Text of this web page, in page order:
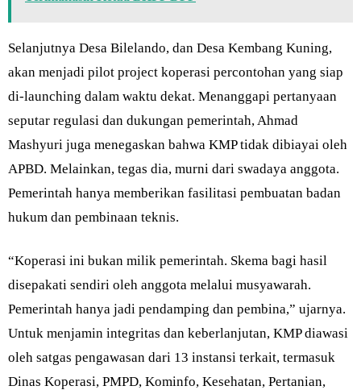
Selanjutnya Desa Bilelando, dan Desa Kembang Kuning,
akan menjadi pilot project koperasi percontohan yang siap
di-launching dalam waktu dekat. Menanggapi pertanyaan
seputar regulasi dan dukungan pemerintah, Ahmad
Mashyuri juga menegaskan bahwa KMP tidak dibiayai oleh
APBD. Melainkan, tegas dia, murni dari swadaya anggota.
Pemerintah hanya memberikan fasilitasi pembuatan badan
hukum dan pembinaan teknis.
“Koperasi ini bukan milik pemerintah. Skema bagi hasil
disepakati sendiri oleh anggota melalui musyawarah.
Pemerintah hanya jadi pendamping dan pembina,” ujarnya.
Untuk menjamin integritas dan keberlanjutan, KMP diawasi
oleh satgas pengawasan dari 13 instansi terkait, termasuk
Dinas Koperasi, PMPD, Kominfo, Kesehatan, Pertanian,